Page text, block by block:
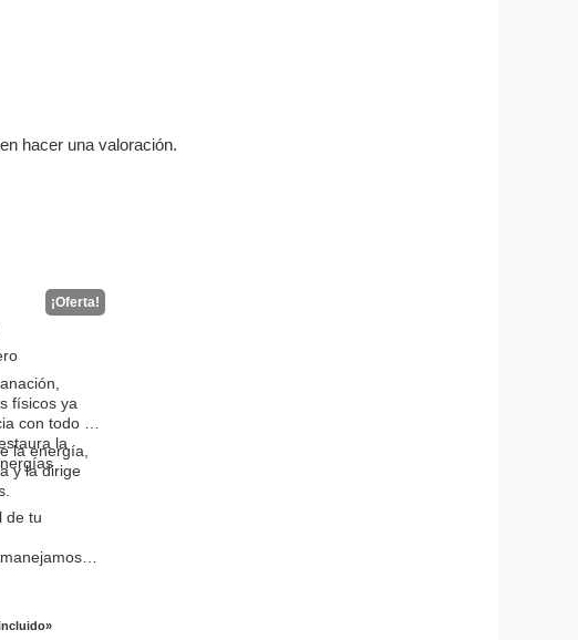
hacer una valoración.
físicos ya
con todo el
la
la energía,
y la dirige
de tu
es-el-largo-